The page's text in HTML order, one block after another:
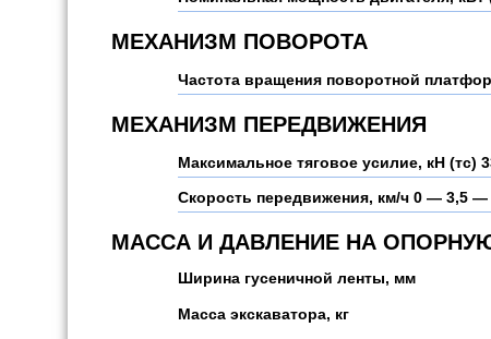
МЕХАНИЗМ ПОВОРОТА
Частота вращения поворотной
МЕХАНИЗМ ПЕРЕДВИЖЕНИЯ
Максимальное тяговое усилие, кН (тс)
Скорость передвижения, км/ч 0 — 3,5 —
МАССА И ДАВЛЕНИЕ НА
Ширина гусеничной ленты, мм
Масса экскаватора, кг